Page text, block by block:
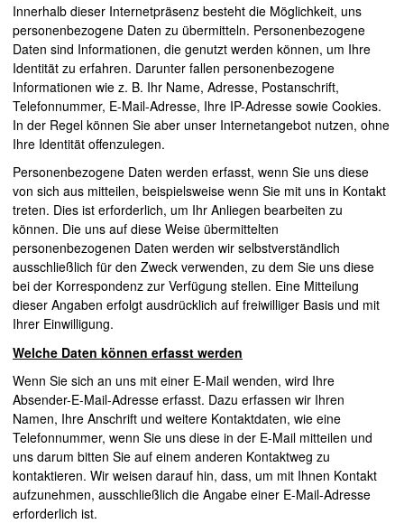
Innerhalb dieser Internetpräsenz besteht die Möglichkeit, uns
personenbezogene Daten zu übermitteln. Personenbezogene
Daten sind Informationen, die genutzt werden können, um Ihre
Identität zu erfahren. Darunter fallen personenbezogene
Informationen wie z. B. Ihr Name, Adresse, Postanschrift,
Telefonnummer, E-Mail-Adresse, Ihre IP-Adresse sowie Cookies.
In der Regel können Sie aber unser Internetangebot nutzen, ohne
Ihre Identität offenzulegen.
Personenbezogene Daten werden erfasst, wenn Sie uns diese
von sich aus mitteilen, beispielsweise wenn Sie mit uns in Kontakt
treten. Dies ist erforderlich, um Ihr Anliegen bearbeiten zu
können. Die uns auf diese Weise übermittelten
personenbezogenen Daten werden wir selbstverständlich
ausschließlich für den Zweck verwenden, zu dem Sie uns diese
bei der Korrespondenz zur Verfügung stellen. Eine Mitteilung
dieser Angaben erfolgt ausdrücklich auf freiwilliger Basis und mit
Ihrer Einwilligung.
Welche Daten können erfasst werden
Wenn Sie sich an uns mit einer E-Mail wenden, wird Ihre
Absender-E-Mail-Adresse erfasst. Dazu erfassen wir Ihren
Namen, Ihre Anschrift und weitere Kontaktdaten, wie eine
Telefonnummer, wenn Sie uns diese in der E-Mail mitteilen und
uns darum bitten Sie auf einem anderen Kontaktweg zu
kontaktieren. Wir weisen darauf hin, dass, um mit Ihnen Kontakt
aufzunehmen, ausschließlich die Angabe einer E-Mail-Adresse
erforderlich ist.